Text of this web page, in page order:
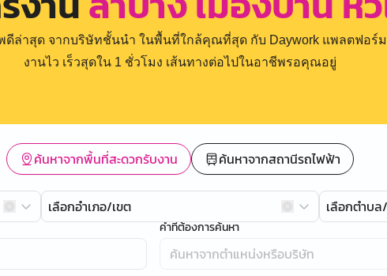
ล่าสุด จากบริษัทชั้นนำ ในพื้นที่ใกล้คุณที่สุด กับ Daywork แพลตฟอร์
งานไว เร็วสุดใน 1 ชั่วโมง เส้นทางต่อไปในอาชีพรอคุณอยู่
ค้นหาจากพื้นที่สะดวกรับงาน ค้นหาจากสถานีรถไฟฟ้า
เลือกอำเภอ/เขต เลือกตำบ
คำที่ต้องการค้นหา